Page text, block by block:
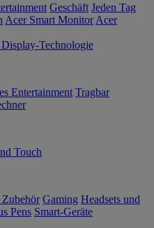
Geschäft Jeden Tag
Acer Smart Monitor Acer
Technologie
Entertainment Tragbar
Touch
Gaming Headsets und
Pens Smart-Geräte